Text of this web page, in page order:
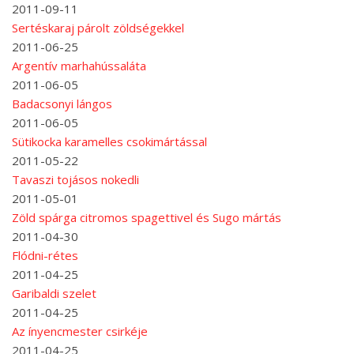
2011-09-11
Sertéskaraj párolt zöldségekkel
2011-06-25
Argentív marhahússaláta
2011-06-05
Badacsonyi lángos
2011-06-05
Sütikocka karamelles csokimártással
2011-05-22
Tavaszi tojásos nokedli
2011-05-01
Zöld spárga citromos spagettivel és Sugo mártás
2011-04-30
Flódni-rétes
2011-04-25
Garibaldi szelet
2011-04-25
Az ínyencmester csirkéje
2011-04-25